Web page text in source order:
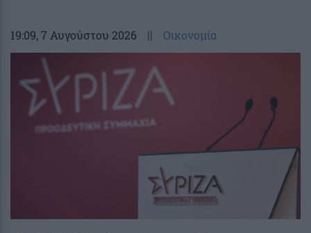
19:09, 7 Αυγούστου 2026 || Οικονομία